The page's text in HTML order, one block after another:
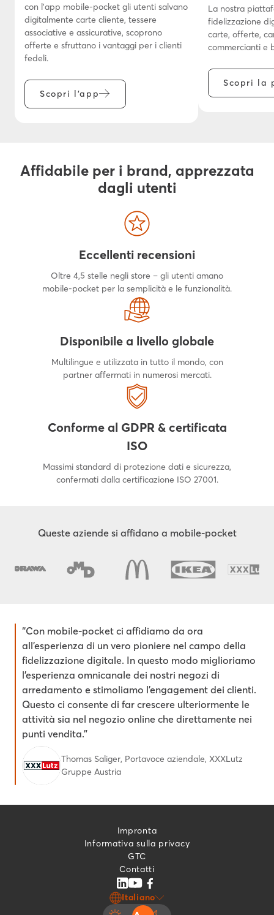
con l’app mobile-pocket gli utenti salvano
digitalmente carte cliente, tessere
associative e assicurative, scoprono
offerte e sfruttano i vantaggi per i clienti
fedeli.
Scopri l’app
La nostra
fidelizzazione
carte, offerte,
commercianti e
Scopri la
Affidabile per i brand, apprezzata
dagli utenti
Eccellenti recensioni
Oltre 4,5 stelle negli store – gli utenti amano
mobile-pocket per la semplicità e le funzionalità.
Disponibile a livello globale
Multilingue e utilizzata in tutto il mondo, con
partner affermati in numerosi mercati.
Conforme al GDPR & certificata
ISO
Massimi standard di protezione dati e sicurezza,
confermati dalla certificazione ISO 27001.
Queste aziende si affidano a mobile-pocket
“Con mobile-pocket ci affidiamo da ora
all’esperienza di un vero pioniere nel campo della
fidelizzazione digitale. In questo modo miglioriamo
l’esperienza omnicanale dei nostri negozi di
arredamento e stimoliamo l’engagement dei clienti.
Questo ci consente di far crescere ulteriormente le
attività sia nel negozio online che direttamente nei
punti vendita.”
Thomas Saliger, Portavoce aziendale, XXXLutz
Gruppe Austria
Impronta
Informativa sulla privacy
GTC
Contatti
Italiano